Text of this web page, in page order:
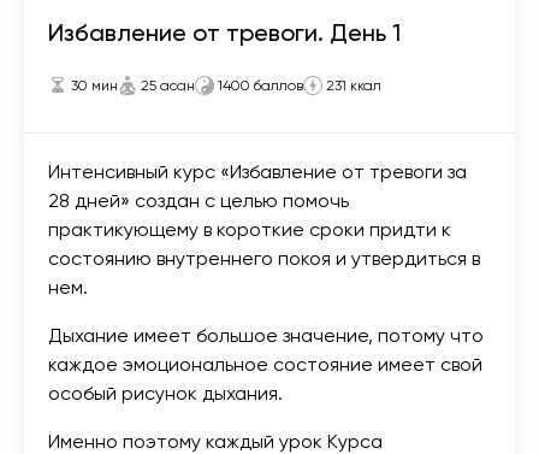
Избавление от тревоги. День 1
30 мин 25 асан 1400 баллов 231 ккал
Интенсивный курс «Избавление от тревоги за
28 дней» создан с целью помочь
практикующему в короткие сроки придти к
состоянию внутреннего покоя и утвердиться в
нем.
Дыхание имеет большое значение, потому что
каждое эмоциональное состояние имеет свой
особый рисунок дыхания.
Именно поэтому каждый урок Курса